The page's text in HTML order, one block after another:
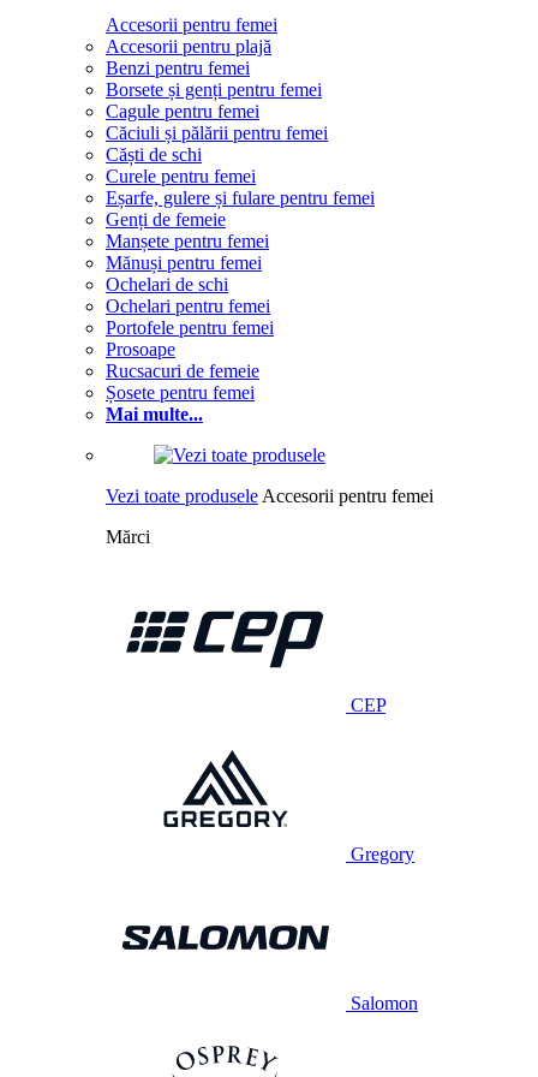
Accesorii pentru femei
Accesorii pentru plajă
Benzi pentru femei
Borsete și genți pentru femei
Cagule pentru femei
Căciuli și pălării pentru femei
Căști de schi
Curele pentru femei
Eșarfe, gulere și fulare pentru femei
Genți de femeie
Manșete pentru femei
Mănuși pentru femei
Ochelari de schi
Ochelari pentru femei
Portofele pentru femei
Prosoape
Rucsacuri de femeie
Șosete pentru femei
Mai multe...
Vezi toate produsele Accesorii pentru femei
Mărci
CEP
Gregory
Salomon